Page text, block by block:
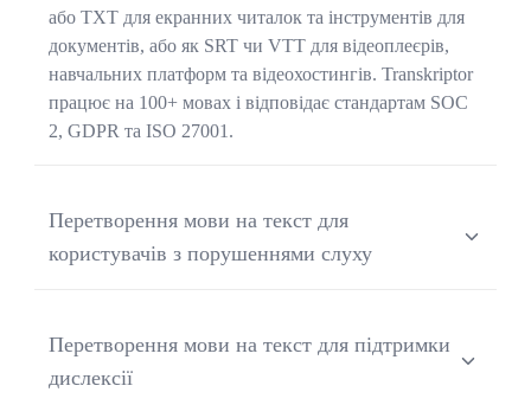
або TXT для екранних читалок та інструментів для
документів, або як SRT чи VTT для відеоплеєрів,
навчальних платформ та відеохостингів. Transkriptor
працює на 100+ мовах і відповідає стандартам SOC
2, GDPR та ISO 27001.
Перетворення мови на текст для
користувачів з порушеннями слуху
позначенням спікерів. Формати виводу включають
TXT, DOCX, SRT та VTT, які працюють
Перетворення мови на текст для підтримки
дислексії